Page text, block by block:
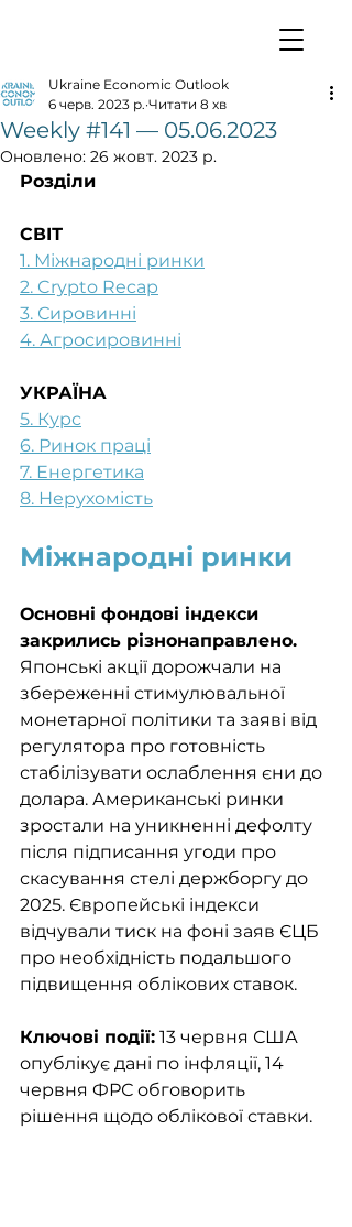
Weekly #141 — 05.06.2023
Ukraine Economic Outlook
6 черв. 2023 р. Читати 8 хв
Оновлено: 26 жовт. 2023 р.
Розділи
СВІТ
1. Міжнародні ринки
2. Crypto Recap
3. Сировинні
4. Агросировинні
УКРАЇНА
5. Курс
6. Ринок праці
7. Енергетика
8. Нерухомість
Міжнародні ринки
Основні фондові індекси
закрились різнонаправлено.
Японські акції дорожчали на
збереженні стимулювальної
монетарної політики та заяві від
регулятора про готовність
стабілізувати ослаблення єни до
долара. Американські ринки
зростали на уникненні дефолту
після підписання угоди про
скасування стелі держборгу до
2025. Європейські індекси
відчували тиск на фоні заяв ЄЦБ
про необхідність подальшого
підвищення облікових ставок.
Ключові події: 13 червня США
опублікує дані по інфляції, 14
червня ФРС обговорить
рішення щодо облікової ставки.